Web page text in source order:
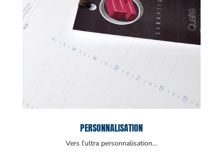
PERSONNALISATION
Vers l’ultra personnalisation…